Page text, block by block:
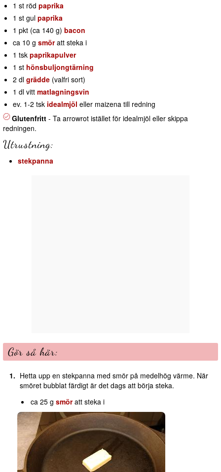
1 st röd paprika
1 st gul paprika
1 pkt (ca 140 g) bacon
ca 10 g smöratt steka i
1 tsk paprikapulver
1 st hönsbuljongtärning
2 dl grädde (valfri sort)
1 dl vitt matlagningsvin
ev. 1-2 tsk idealmjöl eller maizena till redning
Glutenfritt - Ta arrowrot istället för idealmjöl eller skippa
redningen.
Utrustning:
stekpanna
Gör så här:
Hetta upp en stekpanna med smör på medelhög värme. När
smöret bubblat färdigt är det dags att börja steka.
ca 25 gsmöratt steka i